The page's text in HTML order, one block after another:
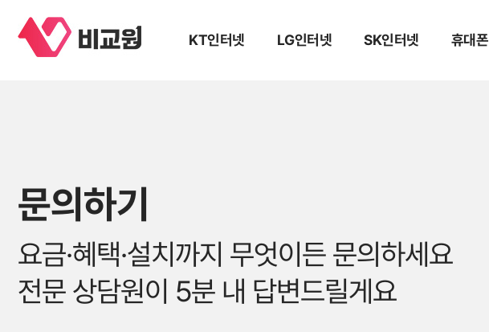
KT인터넷 LG인터넷 SK인터넷 휴대폰
문의하기
요금·혜택·설치까지 무엇이든 문의하세요
전문 상담원이 5분 내 답변드릴게요